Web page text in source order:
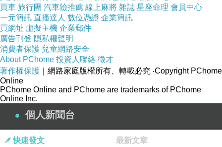
冰箱保存。要吃時就再用烤箱回烤，千萬不要用
微波爐加熱，這樣可是會出現很可怕的下場。
買車 旅行團 汽車險推薦 線上麻將 雜誌 星座命理 會員中心
一元簡訊 直播達人 數位憑證 企業簡訊
買網址 虛擬主機 企業郵件
廣告刊登 隱私權聲明
消費者保護 兒童網路安全
About PChome 投資人聯絡 徵才
著作權保護 ｜網路家庭版權所有、轉載必究 ‧Copyright PChome
Online
PChome Online and PChome are trademarks of PChome
Online Inc.
個人新聞台
快速發文 最新文章